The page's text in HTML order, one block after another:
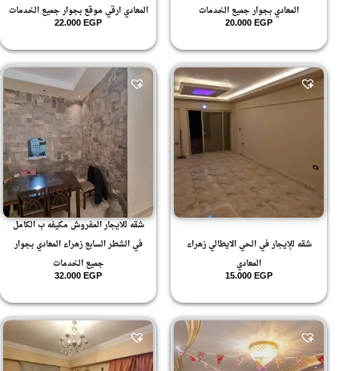
المعادي بجوار جميع الخدمات
20.000EGP
المعادي ارقي موقع بجوار جميع الخدمات
22.000EGP
شقه للإيجار في الحي الايطالي زهراء
المعادي
15.000EGP
شقه للايجار المفروش مكيفه ب الكامل
في الشطر السابع زهراء المعادي بجوار
جميع الخدمات
32.000EGP